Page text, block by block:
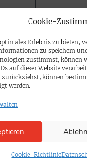
Cookie-
Erlebnis zu bieten,
zu speichern
zustimmst, können
auf dieser Website
zurückziehst, können
werden.
Cookie-Richtlinie